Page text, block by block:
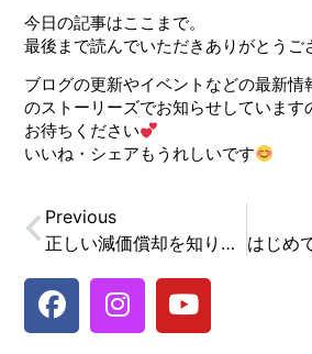
今日の記事はここまで。
最後まで読んでいただきありがとうご
ブログの更新やイベントなどの最新情
のストーリーズでお知らせしています
お待ちください
いいね・シェアもうれしいです
Previous
正しい減価償却を知り、効果的に資産を創ろう！